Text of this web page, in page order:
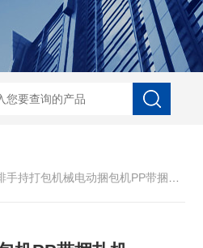
码垛机纸箱码垛械手 DZ-760全自动
手持打包机械电动捆包机PP带捆扎机